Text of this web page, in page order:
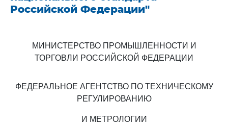
Российской Федерации"
МИНИСТЕРСТВО ПРОМЫШЛЕННОСТИ И
ТОРГОВЛИ РОССИЙСКОЙ ФЕДЕРАЦИИ
ФЕДЕРАЛЬНОЕ АГЕНТСТВО ПО ТЕХНИЧЕСКОМУ
РЕГУЛИРОВАНИЮ
И МЕТРОЛОГИИ